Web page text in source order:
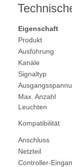
Eigenschaft
Produkt
Ausführung
Kanäle
Signaltyp
Max. Anzahl
Leuchten
Kompatibilität
Anschluss
Netzteil
Controller-